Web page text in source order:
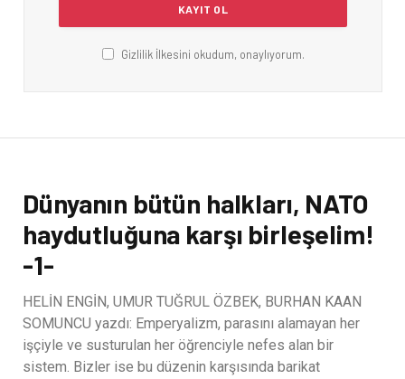
Gizlilik İlkesini okudum, onaylıyorum.
Dünyanın bütün halkları, NATO
haydutluğuna karşı birleşelim!
-1-
HELİN ENGİN, UMUR TUĞRUL ÖZBEK, BURHAN KAAN
SOMUNCU yazdı: Emperyalizm, parasını alamayan her
işçiyle ve susturulan her öğrenciyle nefes alan bir
sistem. Bizler ise bu düzenin karşısında barikat